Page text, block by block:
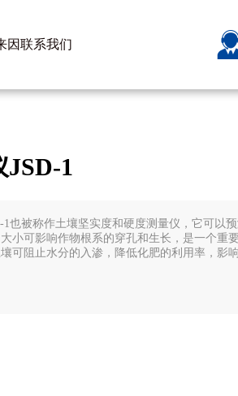
因联系我们
1
也被称作土壤坚实度和硬度测量仪，它可以
小可影响作物根系的穿孔和生长，是一个重
可阻止水分的入渗，降低化肥的利用率，影